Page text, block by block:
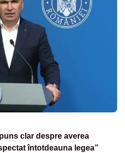
clar despre averea
întotdeauna legea”